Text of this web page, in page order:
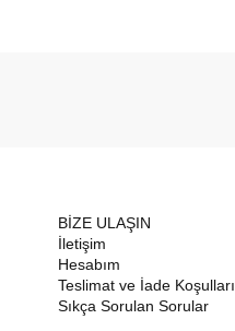
BİZE ULAŞIN
İletişim
Hesabım
Teslimat ve İade Koşulları
Sıkça Sorulan Sorular